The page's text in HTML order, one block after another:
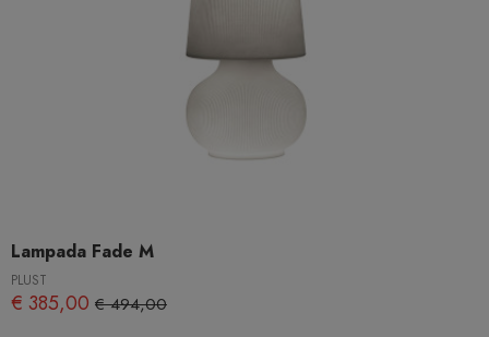
Lampada Fade M
PLUST
€ 385,00 € 494,00